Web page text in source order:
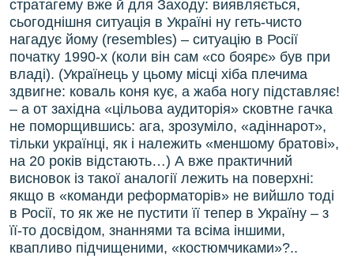
стратагему вже й для Заходу: виявляється,
сьогоднішня ситуація в Україні ну геть-чисто
нагадує йому (resembles) – ситуацію в Росії
початку 1990-х (коли він сам «со боярє» був при
владі). (Українець у цьому місці хіба плечима
здвигне: коваль коня кує, а жаба ногу підставляє!
– а от західна «цільова аудиторія» сковтне гачка
не поморщившись: ага, зрозуміло, «адіннарот»,
тільки українці, як і належить «меншому братові»,
на 20 років відстають…) А вже практичний
висновок із такої аналогії лежить на поверхні:
якщо в «команди реформаторів» не вийшло тоді
в Росії, то як же не пустити її тепер в Україну – з
її-то досвідом, знаннями та всіма іншими,
квапливо підчищеними, «костюмчиками»?..